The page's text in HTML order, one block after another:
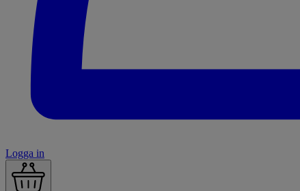
Logga in